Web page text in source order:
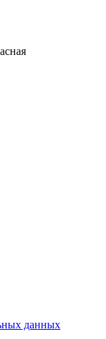
данных